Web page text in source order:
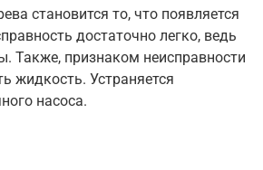
становится то, что появляется
достаточно легко, ведь
Также, признаком неисправности
жидкость. Устраняется
насоса.